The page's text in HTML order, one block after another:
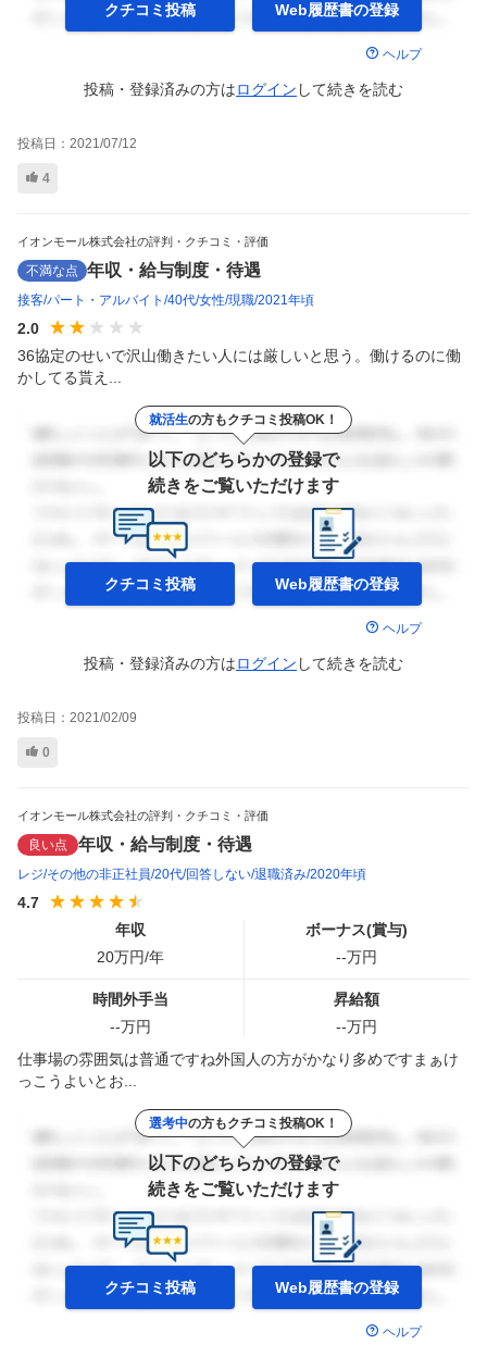
クチコミ投稿 Web履歴書の登録
ヘルプ
投稿・登録済みの方はログイン して続きを読む
投稿日： 2021/07/12
4
イオンモール株式会社の評判・クチコミ・評価
不満な点 年収・給与制度・待遇
接客 パート・アルバイト 40代 女性 現職 2021年頃
2.0
36協定のせいで沢山働きたい人には厳しいと思う。働けるのに働
かしてる貰え...
就活生の方もクチコミ投稿OK！
以下のどちらかの登録で
続きをご覧いただけます
クチコミ投稿 Web履歴書の登録
ヘルプ
投稿・登録済みの方はログイン して続きを読む
投稿日： 2021/02/09
0
イオンモール株式会社の評判・クチコミ・評価
良い点 年収・給与制度・待遇
レジ その他の非正社員 20代 回答しない 退職済み 2020年頃
4.7
年収
20万円/年
ボーナス(賞与)
--万円
時間外手当
--万円
昇給額
--万円
仕事場の雰囲気は普通ですね外国人の方がかなり多めですまぁけ
っこうよいとお...
選考中の方もクチコミ投稿OK！
以下のどちらかの登録で
続きをご覧いただけます
クチコミ投稿 Web履歴書の登録
ヘルプ